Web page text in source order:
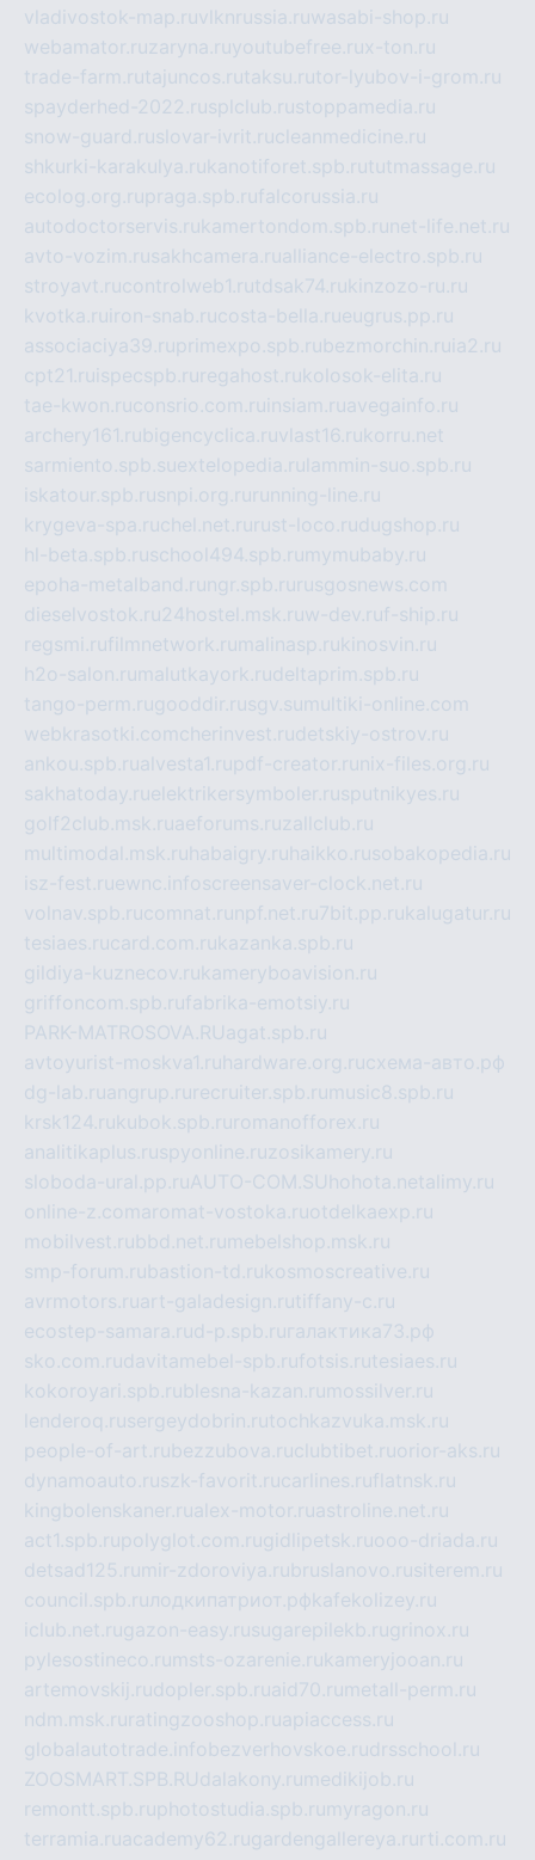
vladivostok-map.ruvlknrussia.ruwasabi-shop.ru
webamator.ruzaryna.ruyoutubefree.rux-ton.ru
trade-farm.rutajuncos.rutaksu.rutor-lyubov-i-grom.ru
spayderhed-2022.rusplclub.rustoppamedia.ru
snow-guard.ruslovar-ivrit.rucleanmedicine.ru
shkurki-karakulya.rukanotiforet.spb.rututmassage.ru
ecolog.org.rupraga.spb.rufalcorussia.ru
autodoctorservis.rukamertondom.spb.ru net-life.net.ru
avto-vozim.rusakhcamera.rualliance-electro.spb.ru
stroyavt.rucontrolweb1.rutdsak74.rukinzozo-ru.ru
kvotka.ru iron-snab.rucosta-bella.rueugrus.pp.ru
associaciya39.ruprimexpo.spb.rubezmorchin.ru ia2.ru
cpt21.ru ispecspb.ru regahost.rukolosok-elita.ru
tae-kwon.ruconsrio.com.ru insiam.ruavegainfo.ru
archery161.rubigencyclica.ruvlast16.rukorru.net
sarmiento.spb.suextelopedia.ru lammin-suo.spb.ru
iskatour.spb.rusnpi.org.ru running-line.ru
krygeva-spa.ruchel.net.ru rust-loco.rudugshop.ru
hl-beta.spb.ruschool494.spb.ru mymubaby.ru
epoha-metalband.ru ngr.spb.ru rusgosnews.com
dieselvostok.ru24hostel.msk.ruw-dev.ruf-ship.ru
regsmi.rufilmnetwork.ru malinasp.rukinosvin.ru
h2o-salon.ru malutkayork.rudeltaprim.spb.ru
tango-perm.rugooddir.rusgv.su multiki-online.com
webkrasotki.comcherinvest.rudetskiy-ostrov.ru
ankou.spb.rualvesta1.rupdf-creator.ru nix-files.org.ru
sakhatoday.ruelektrikersymboler.rusputnikyes.ru
golf2club.msk.ruaeforums.ruzallclub.ru
multimodal.msk.ru habaigry.ru haikko.rusobakopedia.ru
isz-fest.ruewnc.infoscreensaver-clock.net.ru
volnav.spb.rucomnat.ru npf.net.ru7bit.pp.rukalugatur.ru
tesiaes.rucard.com.rukazanka.spb.ru
gildiya-kuznecov.rukameryboavision.ru
griffoncom.spb.rufabrika-emotsiy.ru
PARK-MATROSOVA.RUagat.spb.ru
avtoyurist-moskva1.ru hardware.org.ruсхема-авто.рф
dg-lab.ruangrup.ru recruiter.spb.ru music8.spb.ru
krsk124.rukubok.spb.ru romanofforex.ru
analitikaplus.ruspyonline.ruzosikamery.ru
sloboda-ural.pp.ruAUTO-COM.SU hohota.netalimy.ru
online-z.comaromat-vostoka.ruotdelkaexp.ru
mobilvest.rubbd.net.ru mebelshop.msk.ru
smp-forum.rubastion-td.rukosmoscreative.ru
avrmotors.ruart-galadesign.rutiffany-c.ru
ecostep-samara.rud-p.spb.ru галактика73.рф
sko.com.rudavitamebel-spb.rufotsis.rutesiaes.ru
kokoroyari.spb.rublesna-kazan.ru mossilver.ru
lenderoq.rusergeydobrin.rutochkazvuka.msk.ru
people-of-art.rubezzubova.ruclubtibet.ruorior-aks.ru
dynamoauto.ruszk-favorit.rucarlines.ruflatnsk.ru
kingbolenskaner.rualex-motor.ruastroline.net.ru
act1.spb.rupolyglot.com.rugidlipetsk.ruooo-driada.ru
detsad125.ru mir-zdoroviya.rubruslanovo.rusiterem.ru
council.spb.ruлодкипатриот.рфkafekolizey.ru
iclub.net.rugazon-easy.rusugarepilekb.rugrinox.ru
pylesostineco.ru msts-ozarenie.rukameryjooan.ru
artemovskij.rudopler.spb.ruaid70.ru metall-perm.ru
ndm.msk.ru ratingzooshop.ruapiaccess.ru
globalautotrade.info bezverhovskoe.rudrsschool.ru
ZOOSMART.SPB.RUdalakony.ru medikijob.ru
remontt.spb.ruphotostudia.spb.ru myragon.ru
terramia.ruacademy62.rugardengallereya.ru rti.com.ru